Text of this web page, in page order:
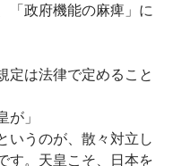
「政府機能の麻痺」に
定は法律で定めること
が」
いうのが、散々対立し
す。天皇こそ、日本を